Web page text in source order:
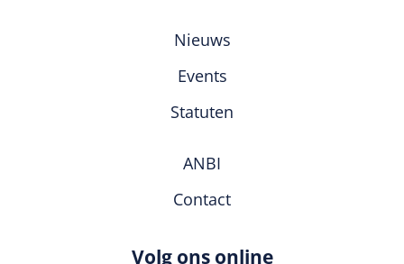
Nieuws
Events
Statuten
ANBI
Contact
Volg ons online